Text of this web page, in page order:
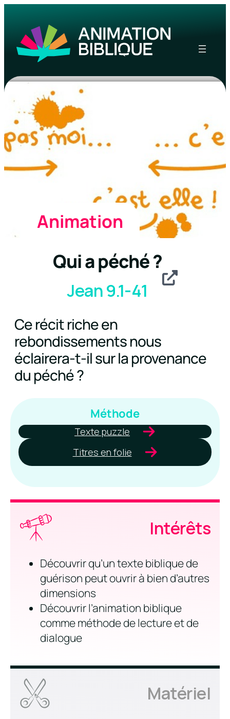
Animation
Qui a péché ?
Jean 9.1-41
Ce récit riche en
rebondissements nous
éclairera-t-il sur la provenance
du péché ?
Méthode
Texte puzzle
Titres en folie
Intérêts
Découvrir qu’un texte biblique de
guérison peut ouvrir à bien d’autres
dimensions
Découvrir l’animation biblique
comme méthode de lecture et de
dialogue
Matériel